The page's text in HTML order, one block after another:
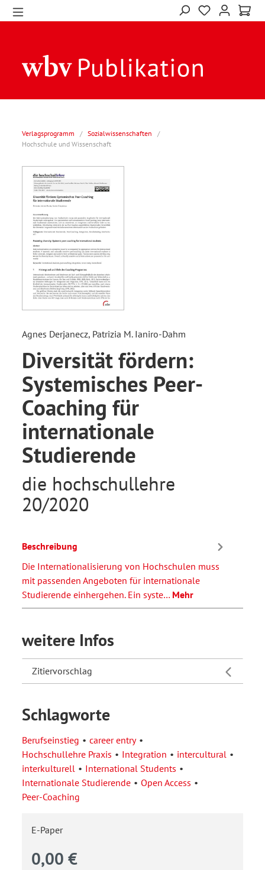
Verlagsprogramm / Sozialwissenschaften
/
Hochschule und Wissenschaft
Agnes Derjanecz, Patrizia M. Ianiro-Dahm
Diversität fördern:
Systemisches Peer-
Coaching für
internationale
Studierende
die hochschullehre
20/2020
Beschreibung
Die Internationalisierung von Hochschulen muss
mit passenden Angeboten für internationale
Studierende einhergehen. Ein syste… Mehr
weitere Infos
Zitiervorschlag
Schlagworte
Berufseinstieg
career entry
Hochschullehre Praxis
Integration
intercultural
interkulturell
International Students
Internationale Studierende
Open Access
Peer-Coaching
E-Paper
0,00 €